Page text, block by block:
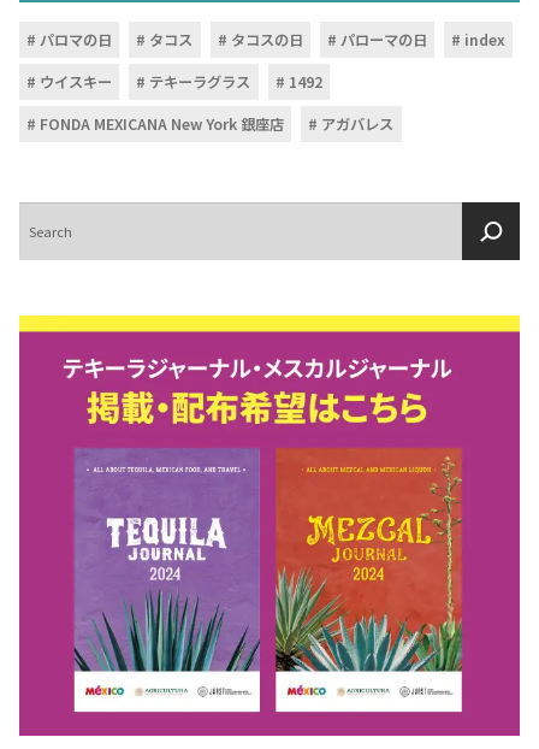
パロマの日 タコス タコスの日 パローマの日
index
ウイスキー
テキーラグラス
1492
FONDA MEXICANA New York 銀座店
アガバレス
索